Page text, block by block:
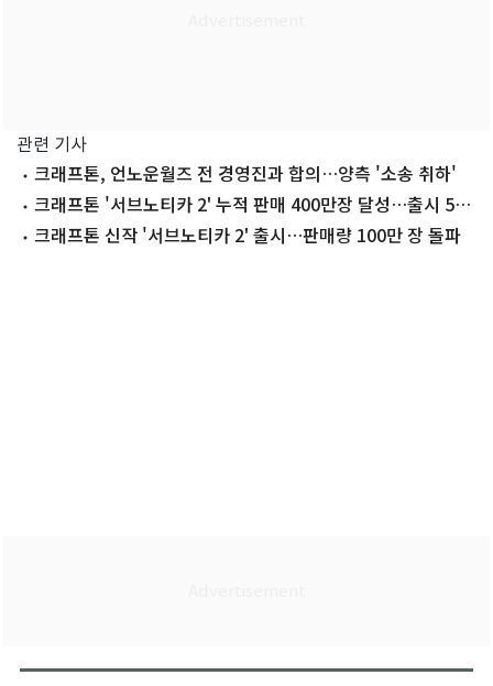
관련 기사
크래프톤, 언노운월즈 전 경영진과 합의…양측 '소송 취하'
크래프톤 '서브노티카 2' 누적 판매 400만장 달성…출시 5일
만 크래프톤 신작 '서브노티카 2' 출시…판매량 100만 장 돌파